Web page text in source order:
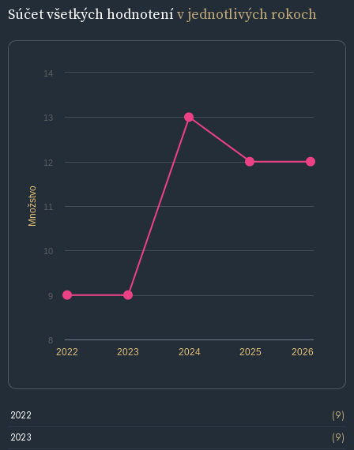
Súčet všetkých hodnotenív jednotlivých rokoch
Množstvo
2022 2024 2026
2023 2025
8
9
10
11
12
13
14
2022
(9)
2023
(9)